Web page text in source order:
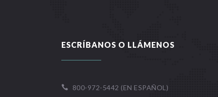
ESCRÍBANOS O LLÁMENOS
 800-972-5442 (EN ESPAÑOL)